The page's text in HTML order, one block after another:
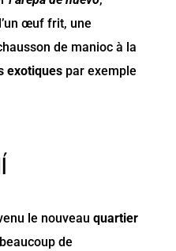
œuf frit, une
de manioc à la
exotiquespar exemple
le nouveau quartier
de